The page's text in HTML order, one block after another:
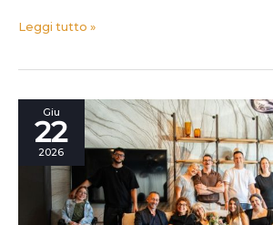
Leggi tutto »
Giu
22
2026
“ragazza
pensione: